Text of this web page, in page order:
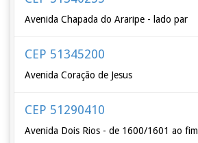
Avenida Chapada do Araripe - lado par
CEP 51345200
Avenida Coração de Jesus
CEP 51290410
Avenida Dois Rios - de 1600/1601 ao fim